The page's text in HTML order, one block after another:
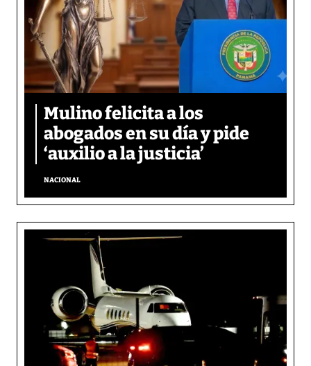
Mulino felicita a los
abogados en su día y pide
‘auxilio a la justicia’
NACIONAL